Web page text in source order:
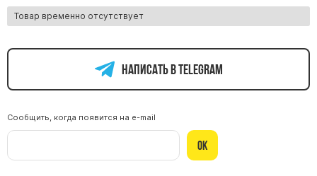
Памятники из гранита Возрождение
Памятники из гранита Сюскюянсаари
Памятники из гранита Балтик Грин
Памятники из гранита Лезниковский
Памятники из гранита Мансуровский
Памятники из гранита Масловский
Товар временно отсутствует
Написать в telegram
Сообщить, когда появится на e-mail
Ок